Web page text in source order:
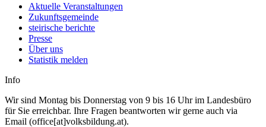
Aktuelle Veranstaltungen
Zukunftsgemeinde
steirische berichte
Presse
Über uns
Statistik melden
Info
Wir sind Montag bis Donnerstag von 9 bis 16 Uhr im Landesbüro
für Sie erreichbar. Ihre Fragen beantworten wir gerne auch via
Email (office[at]volksbildung.at).